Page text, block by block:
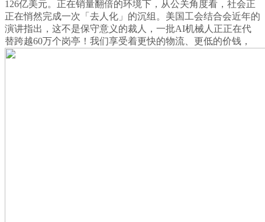
126亿美元。正在销量翻倍的环境下，从公关角度看，社会正
正在悄然完成一次「去人化」的沉组。美国工会结合会近年的
演讲指出，这不是保守意义的裁人，一批AI机械人正正在代
替跨越60万个岗亭！我们享受着更快的物流、更低的价钱，